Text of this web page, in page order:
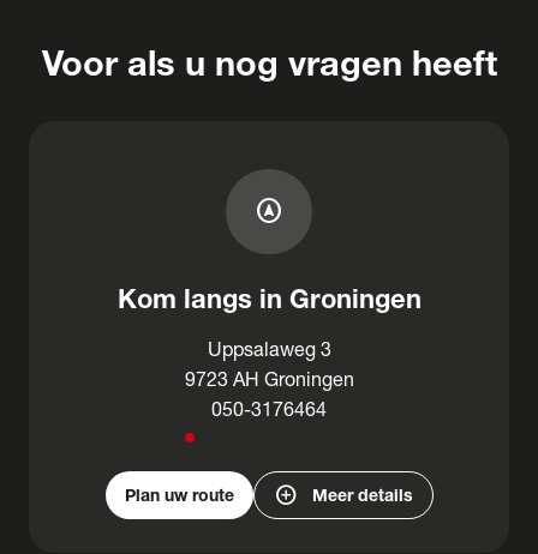
Voor als u nog vragen heeft
assistant_navigation
Kom langs in Groningen
Uppsalaweg 3
9723 AH Groningen
050-3176464
Plan uw route add_circle Meer details